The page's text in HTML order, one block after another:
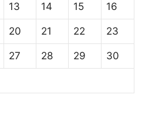
13 14 15 16
20 21 22 23
27 28 29 30